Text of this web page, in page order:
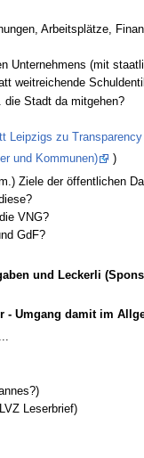
Arbeitsplätze,
Unternehmens (mit
weitreichende
die Stadt da mitgehen?
Leipzigs zu
und Kommunen)
)
Ziele der öffentlichen
VNG?
GdF?
und Leckerli
- Umgang damit im
Leserbrief)